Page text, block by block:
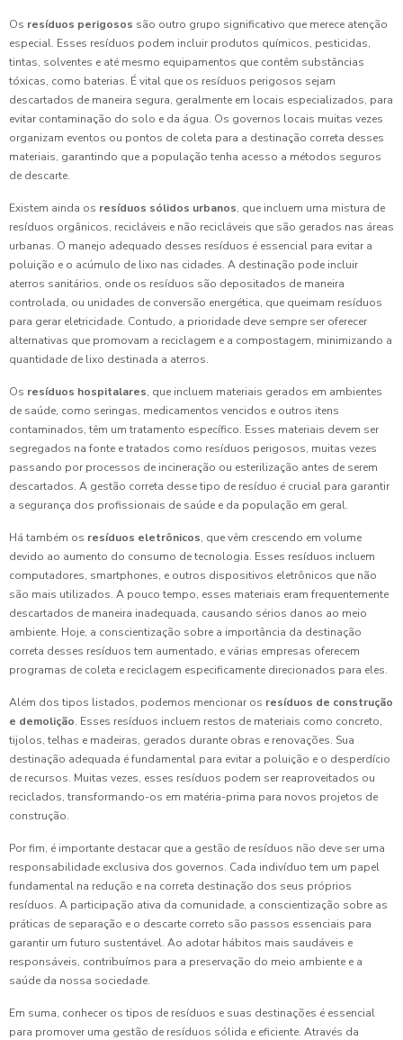
Os resíduos perigosos são outro grupo significativo que merece atenção
especial. Esses resíduos podem incluir produtos químicos, pesticidas,
tintas, solventes e até mesmo equipamentos que contêm substâncias
tóxicas, como baterias. É vital que os resíduos perigosos sejam
descartados de maneira segura, geralmente em locais especializados, para
evitar contaminação do solo e da água. Os governos locais muitas vezes
organizam eventos ou pontos de coleta para a destinação correta desses
materiais, garantindo que a população tenha acesso a métodos seguros
de descarte.
Existem ainda os resíduos sólidos urbanos, que incluem uma mistura de
resíduos orgânicos, recicláveis e não recicláveis que são gerados nas áreas
urbanas. O manejo adequado desses resíduos é essencial para evitar a
poluição e o acúmulo de lixo nas cidades. A destinação pode incluir
aterros sanitários, onde os resíduos são depositados de maneira
controlada, ou unidades de conversão energética, que queimam resíduos
para gerar eletricidade. Contudo, a prioridade deve sempre ser oferecer
alternativas que promovam a reciclagem e a compostagem, minimizando a
quantidade de lixo destinada a aterros.
Os resíduos hospitalares, que incluem materiais gerados em ambientes
de saúde, como seringas, medicamentos vencidos e outros itens
contaminados, têm um tratamento específico. Esses materiais devem ser
segregados na fonte e tratados como resíduos perigosos, muitas vezes
passando por processos de incineração ou esterilização antes de serem
descartados. A gestão correta desse tipo de resíduo é crucial para garantir
a segurança dos profissionais de saúde e da população em geral.
Há também os resíduos eletrônicos, que vêm crescendo em volume
devido ao aumento do consumo de tecnologia. Esses resíduos incluem
computadores, smartphones, e outros dispositivos eletrônicos que não
são mais utilizados. A pouco tempo, esses materiais eram frequentemente
descartados de maneira inadequada, causando sérios danos ao meio
ambiente. Hoje, a conscientização sobre a importância da destinação
correta desses resíduos tem aumentado, e várias empresas oferecem
programas de coleta e reciclagem especificamente direcionados para eles.
Além dos tipos listados, podemos mencionar os resíduos de construção
e demolição. Esses resíduos incluem restos de materiais como concreto,
tijolos, telhas e madeiras, gerados durante obras e renovações. Sua
destinação adequada é fundamental para evitar a poluição e o desperdício
de recursos. Muitas vezes, esses resíduos podem ser reaproveitados ou
reciclados, transformando-os em matéria-prima para novos projetos de
construção.
Por fim, é importante destacar que a gestão de resíduos não deve ser uma
responsabilidade exclusiva dos governos. Cada indivíduo tem um papel
fundamental na redução e na correta destinação dos seus próprios
resíduos. A participação ativa da comunidade, a conscientização sobre as
práticas de separação e o descarte correto são passos essenciais para
garantir um futuro sustentável. Ao adotar hábitos mais saudáveis e
responsáveis, contribuímos para a preservação do meio ambiente e a
saúde da nossa sociedade.
Em suma, conhecer os tipos de resíduos e suas destinações é essencial
para promover uma gestão de resíduos sólida e eficiente. Através da